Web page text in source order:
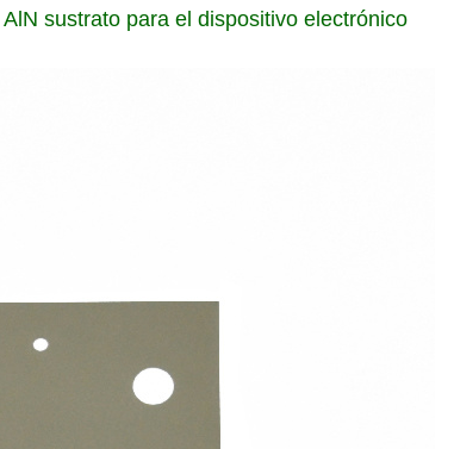
sustrato para el dispositivo electrónico